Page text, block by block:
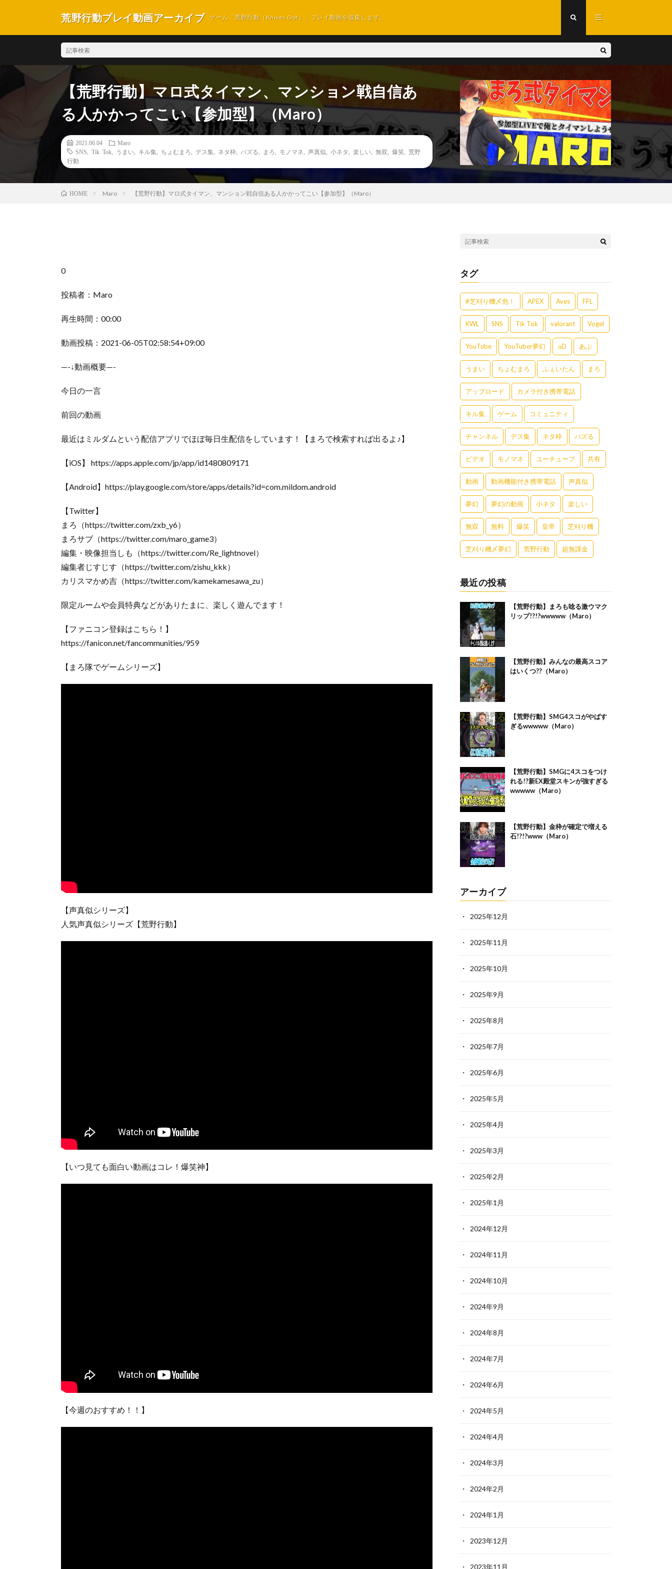
荒野行動プレイ動画アーカイブ ゲーム「荒野行動（Knives Out）」プレイ動画を収集します。
【荒野行動】マロ式タイマン、マンション戦自信あ
る人かかってこい【参加型】（Maro）
2021.06.04
Maro
SNS
Tik Tok うまい キル集 ちょむまろ デス集 ネタ枠 バズる まろ モノマネ 声真似 小ネタ 楽しい 無双 爆笑
荒野
行動
HOME Maro 【荒野行動】マロ式タイマン、マンション戦自信ある人かかってこい【参加型】（Maro）
0
投稿者：Maro
再生時間：00:00
動画投稿：2021-06-05T02:58:54+09:00
—-↓動画概要—-
今日の一言
前回の動画
最近はミルダムという配信アプリでほぼ毎日生配信をしています！【まろで検索すれば出るよ♪】
【iOS】 https://apps.apple.com/jp/app/id1480809171
【Android】https://play.google.com/store/apps/details?id=com.mildom.android
【Twitter】
まろ（https://twitter.com/zxb_y6）
まろサブ（https://twitter.com/maro_game3）
編集・映像担当しも（https://twitter.com/Re_lightnovel）
編集者じすじす（https://twitter.com/zishu_kkk）
カリスマかめ吉（https://twitter.com/kamekamesawa_zu）
限定ルームや会員特典などがありたまに、楽しく遊んでます！
【ファニコン登録はこちら！】
https://fanicon.net/fancommunities/959
【まろ隊でゲームシリーズ】
【声真似シリーズ】
人気声真似シリーズ【荒野行動】
【いつ見ても面白い動画はコレ！爆笑神】
【今週のおすすめ！！】
タグ
#芝刈り機〆危！ APEX Aves FFL
KWL SNS Tik Tok valorant Vogel
YouTube YouTuber夢幻 αD あぶ
うまい ちょむまろ ふぇいたん まろ
アップロード カメラ付き携帯電話
キル集 ゲーム コミュニティ
チャンネル デス集 ネタ枠 バズる
ビデオ モノマネ ユーチューブ 共有
動画 動画機能付き携帯電話 声真似
夢幻 夢幻の動画 小ネタ 楽しい
無双 無料 爆笑 皇帝 芝刈り機
芝刈り機〆夢幻 荒野行動 超無課金
最近の投稿
【荒野行動】まろも唸る激ウマク
リップ!?!?wwwww（Maro）
【荒野行動】みんなの最高スコア
はいくつ??（Maro）
【荒野行動】SMG4スコがやばす
ぎるwwwww（Maro）
【荒野行動】SMGに4スコをつけ
れる!?新EX殿堂スキンが強すぎる
wwwww（Maro）
【荒野行動】金枠が確定で増える
石!?!?www（Maro）
アーカイブ
2025年12月
2025年11月
2025年10月
2025年9月
2025年8月
2025年7月
2025年6月
2025年5月
2025年4月
2025年3月
2025年2月
2025年1月
2024年12月
2024年11月
2024年10月
2024年9月
2024年8月
2024年7月
2024年6月
2024年5月
2024年4月
2024年3月
2024年2月
2024年1月
2023年12月
2023年11月